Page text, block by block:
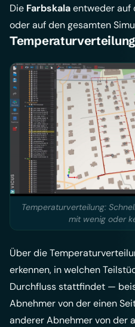
Die Farbskalaentweder auf
oder auf den gesamten
Temperaturverteilung:
mit wenig oder
Über die
erkennen, in welchen
Durchfluss stattfindet —
Abnehmer von der einen
anderer Abnehmer von der